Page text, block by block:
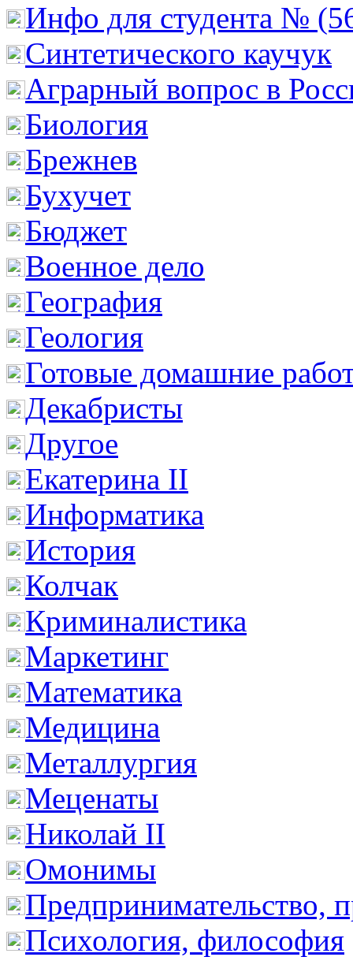
Инфо для студента №
Cинтетического каучук
Аграрный вопрос в
Биология
Брежнев
Бухучет
Бюджет
Военное дело
География
Геология
Готовые домашние
Декабристы
Другое
Екатерина II
Информатика
История
Колчак
Криминалистика
Маркетинг
Математика
Медицина
Металлургия
Меценаты
Николай II
Омонимы
Предпринимательство,
Психология, философия